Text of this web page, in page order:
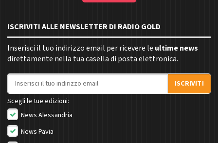
ISCRIVITI ALLE NEWSLETTER DI RADIO GOLD
Inserisci il tuo indirizzo email per ricevere le ultime news
direttamente nella tua casella di posta elettronica.
Indirizzo email
ISCRIVITI
Scegli le tue edizioni:
News Alessandria
News Pavia